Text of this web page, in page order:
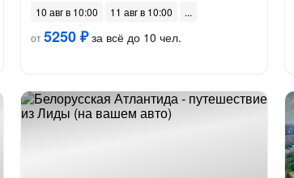
10 авг в 10:00
11 авг в 10:00
от5250 ₽за всё до 10 чел.